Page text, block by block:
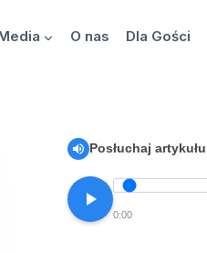
O nas Dla Gości
Posłuchaj artykułu
0:00